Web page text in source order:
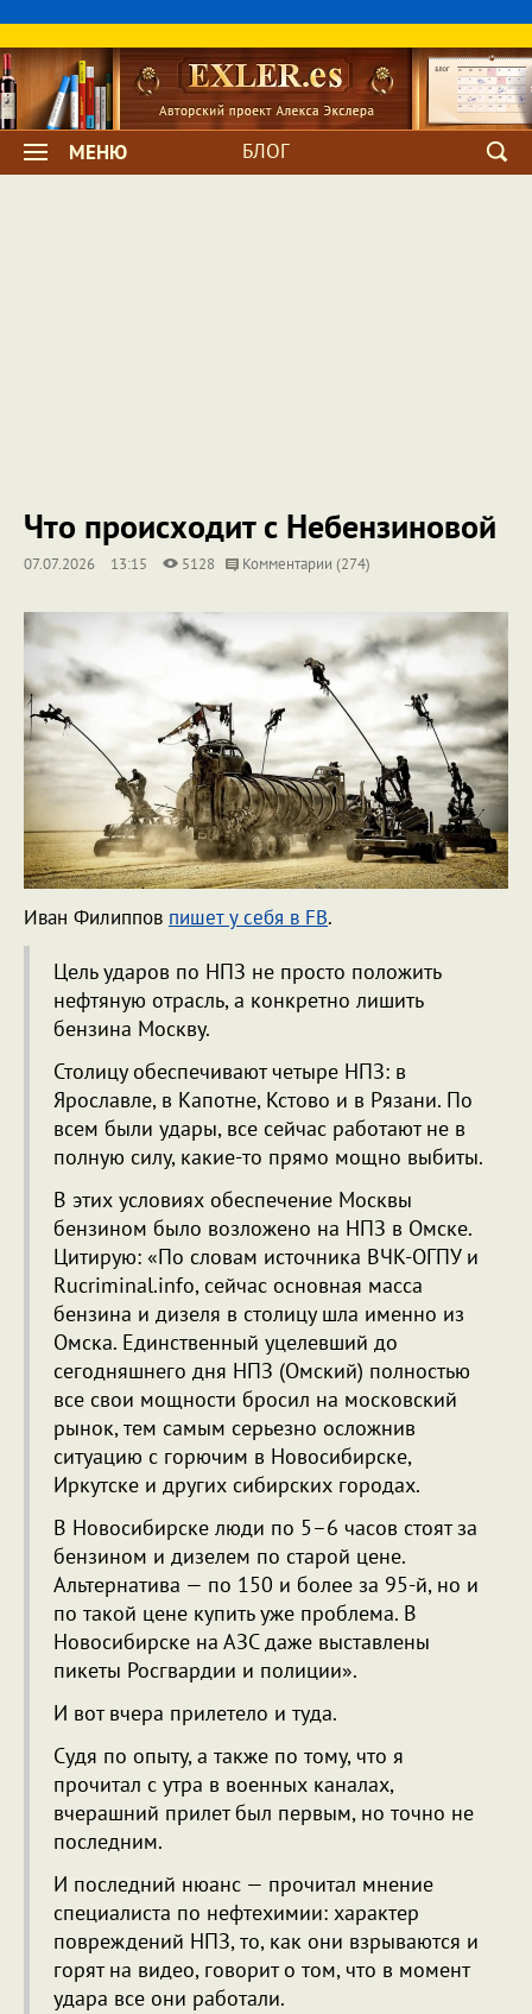
МЕНЮ БЛОГ
Что происходит с Небензиновой
07.07.2026 13:15 5128 Комментарии (274)
Иван Филиппов пишет у себя в FB.
Цель ударов по НПЗ не просто положить
нефтяную отрасль, а конкретно лишить
бензина Москву.
Столицу обеспечивают четыре НПЗ: в
Ярославле, в Капотне, Кстово и в Рязани. По
всем были удары, все сейчас работают не в
полную силу, какие-то прямо мощно выбиты.
В этих условиях обеспечение Москвы
бензином было возложено на НПЗ в Омске.
Цитирую: «По словам источника ВЧК-ОГПУ и
Rucriminal.info, сейчас основная масса
бензина и дизеля в столицу шла именно из
Омска. Единственный уцелевший до
сегодняшнего дня НПЗ (Омский) полностью
все свои мощности бросил на московский
рынок, тем самым серьезно осложнив
ситуацию с горючим в Новосибирске,
Иркутске и других сибирских городах.
В Новосибирске люди по 5–6 часов стоят за
бензином и дизелем по старой цене.
Альтернатива — по 150 и более за 95-й, но и
по такой цене купить уже проблема. В
Новосибирске на АЗС даже выставлены
пикеты Росгвардии и полиции».
И вот вчера прилетело и туда.
Судя по опыту, а также по тому, что я
прочитал с утра в военных каналах,
вчерашний прилет был первым, но точно не
последним.
И последний нюанс — прочитал мнение
специалиста по нефтехимии: характер
повреждений НПЗ, то, как они взрываются и
горят на видео, говорит о том, что в момент
удара все они работали.